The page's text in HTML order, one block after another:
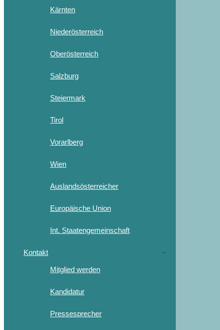
Kärnten
Niederösterreich
Oberösterreich
Salzburg
Steiermark
Tirol
Vorarlberg
Wien
Auslandsösterreicher
Europäische Union
Int. Staatengemeinschaft
Kontakt
Mitglied werden
Kandidatur
Pressesprecher